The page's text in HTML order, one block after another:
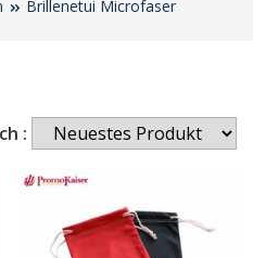
Brillenetui Microfaser
: